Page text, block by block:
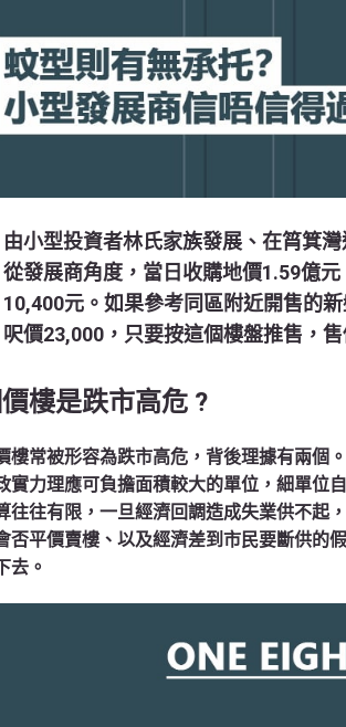
由小型投資者林氏家族發展、在筲箕
從發展商角度，當日收購地價1.59億
10,400元。如果參考同區附近開售的
呎價23,000，只要按這個樓盤推售，
樓是跌市高危 ?
樓常被形容為跌市高危，背後理據有兩個
實力理應可負擔面積較大的單位，細單位
往往有限，一旦經濟回調造成失業供不起
否平價賣樓、以及經濟差到市民要斷供的
去。